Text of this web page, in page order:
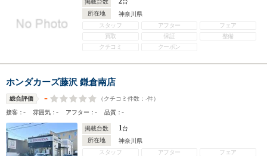
掲載台数
台
所在地
神奈川県
スタッフ
アフター
フェア
買取
保証
整備
クチコミ
クーポン
ホンダカーズ藤沢 鎌倉南店
総合評価 - （クチコミ件数： -件）
接客：- 雰囲気：- アフター：- 品質：-
掲載台数 1台
所在地
神奈川県
スタッフ
アフター
フェア